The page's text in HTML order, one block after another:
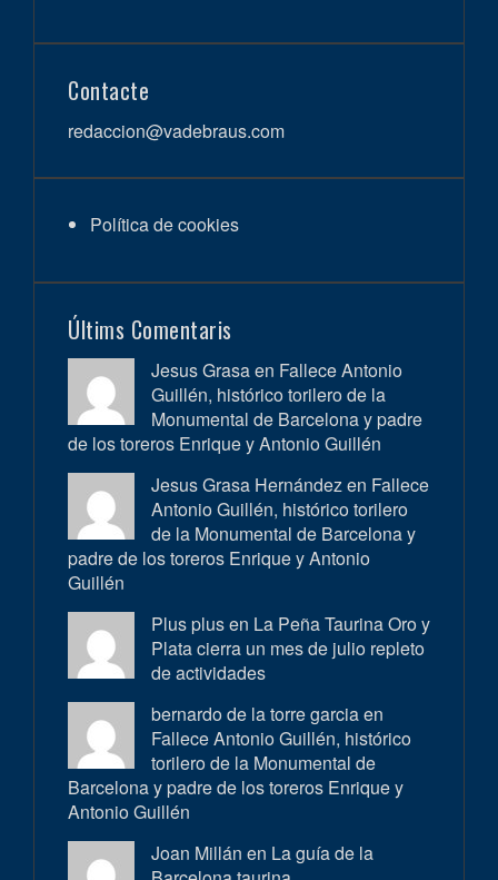
Contacte
redaccion@vadebraus.com
Política de cookies
Últims Comentaris
Jesus Grasa en Fallece Antonio
Guillén, histórico torilero de la
Monumental de Barcelona y padre
de los toreros Enrique y Antonio Guillén
Jesus Grasa Hernández en Fallece
Antonio Guillén, histórico torilero
de la Monumental de Barcelona y
padre de los toreros Enrique y Antonio
Guillén
Plus plus en La Peña Taurina Oro y
Plata cierra un mes de julio repleto
de actividades
bernardo de la torre garcia en
Fallece Antonio Guillén, histórico
torilero de la Monumental de
Barcelona y padre de los toreros Enrique y
Antonio Guillén
Joan Millán en La guía de la